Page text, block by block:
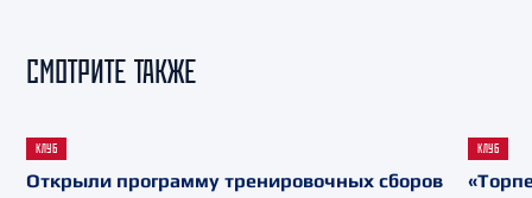
СМОТРИТЕ ТАКЖЕ
КЛУБ
Открыли программу тренировочных сборов
КЛУБ